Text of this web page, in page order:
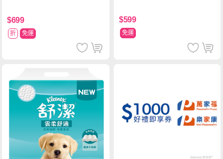
$699
折 免運
$599
免運